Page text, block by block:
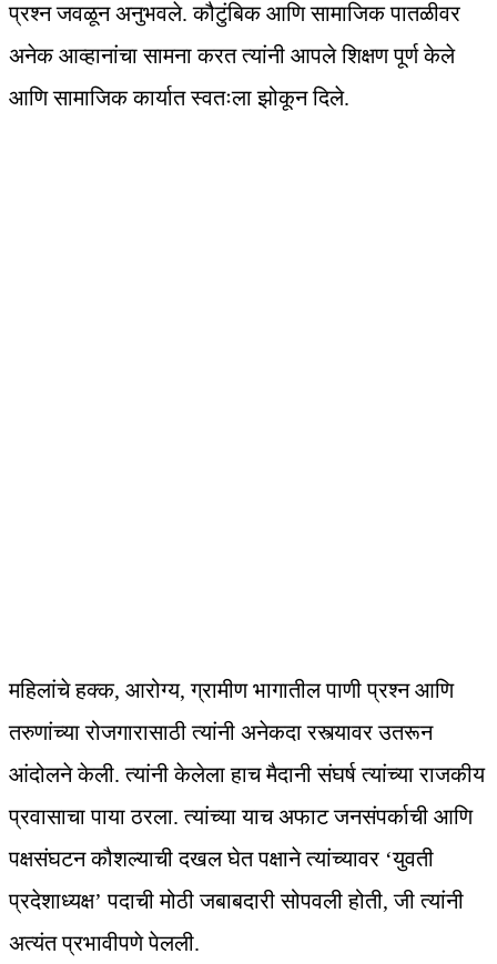
प्रश्न जवळून अनुभवले. कौटुंबिक आणि सामाजिक पातळीवर
अनेक आव्हानांचा सामना करत त्यांनी आपले शिक्षण पूर्ण केले
आणि सामाजिक कार्यात स्वतःला झोकून दिले.
महिलांचे हक्क, आरोग्य, ग्रामीण भागातील पाणी प्रश्न आणि
तरुणांच्या रोजगारासाठी त्यांनी अनेकदा रस्त्यावर उतरून
आंदोलने केली. त्यांनी केलेला हाच मैदानी संघर्ष त्यांच्या राजकीय
प्रवासाचा पाया ठरला. त्यांच्या याच अफाट जनसंपर्काची आणि
पक्षसंघटन कौशल्याची दखल घेत पक्षाने त्यांच्यावर ‘युवती
प्रदेशाध्यक्ष’ पदाची मोठी जबाबदारी सोपवली होती, जी त्यांनी
अत्यंत प्रभावीपणे पेलली.